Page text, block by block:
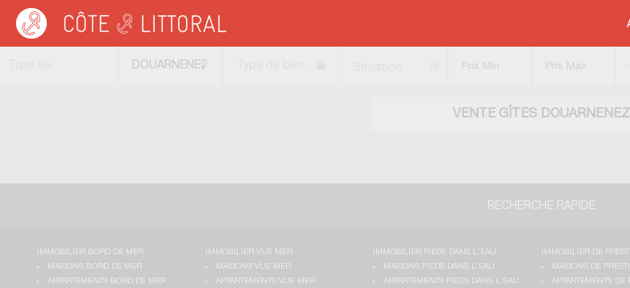
Côte & Littoral > Immobilier de prestige> Gîtes >
VENTE GÎTES DOUARNENEZ
DOUARNENEZ
RECHERCHE RAPIDE
IMMOBILIER BORD DE MER
MAISONS BORD DE MER
APPARTEMENTS BORD DE MER
IMMOBILIER VUE MER
MAISONS VUE MER
APPARTEMENTS VUE MER
IMMOBILIER PIEDS DANS L'EAU
MAISONS PIEDS DANS L'EAU
APPARTEMENTS PIEDS DANS L'EAU
IMMOBILIER DE
MAISONS DE
APPARTEMENTS DE